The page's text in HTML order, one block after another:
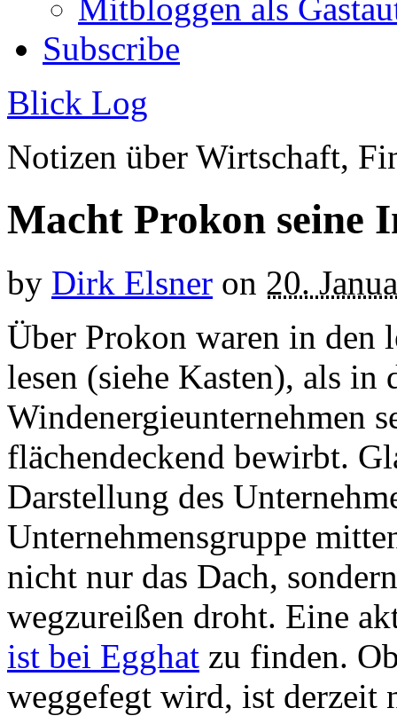
Mitbloggen als
Subscribe
Blick Log
Notizen über Wirtschaft,
Macht Prokon seine
by Dirk Elsner on 20.
Über Prokon waren in den
lesen (siehe Kasten), als in
Windenergieunternehmen
flächendeckend bewirbt.
Darstellung des
Unternehmensgruppe
nicht nur das Dach,
wegzureißen droht. Eine
ist bei Egghat zu finden.
weggefegt wird, ist derzeit